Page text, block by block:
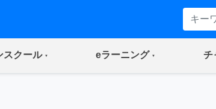
スクール(current) eラーニング(current) チ